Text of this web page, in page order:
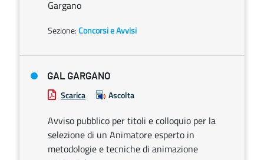
Gargano
Sezione:Concorsi e Avvisi
GAL GARGANO
Scarica Ascolta
Avviso pubblico per titoli e colloquio per la
selezione di un Animatore esperto in
metodologie e tecniche di animazione